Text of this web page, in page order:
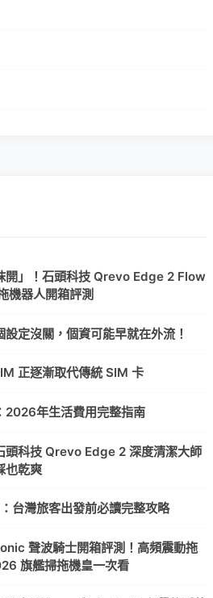
開」！石頭科技 Qrevo Edge 2 Flow
機器人開箱評測
定沒關，個資可能早就在外流！
正逐漸取代傳統 SIM 卡
2026年生活費用完整指南
頭科技 Qrevo Edge 2 深度清潔大師
也乾爽
台灣旅客出發前必讀完整攻略
聲波騎士開箱評測！高頻震動拖
旗艦掃拖機皇一次看